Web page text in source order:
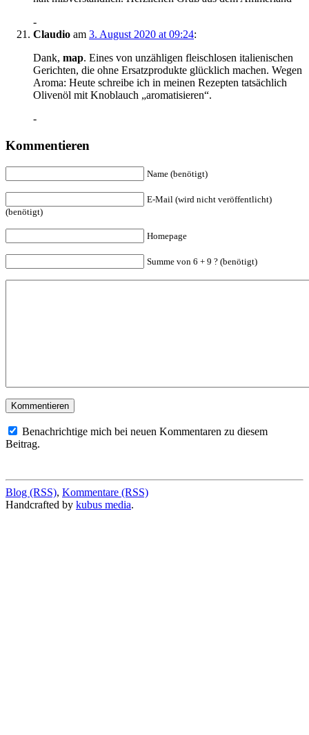
-
Claudio am 3. August 2020 at 09:24:
Dank, map. Eines von unzähligen fleischlosen italienischen
Gerichten, die ohne Ersatzprodukte glücklich machen. Wegen
Aroma: Heute schreibe ich in meinen Rezepten tatsächlich
Olivenöl mit Knoblauch „aromatisieren“.
-
Kommentieren
Name (benötigt)
E-Mail (wird nicht veröffentlicht)
(benötigt)
Homepage
Summe von 6 + 9 ? (benötigt)
Benachrichtige mich bei neuen Kommentaren zu diesem
Beitrag.
Blog (RSS), Kommentare (RSS)
Handcrafted by kubus media.